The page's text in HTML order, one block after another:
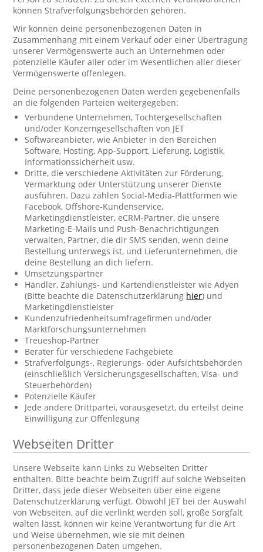
können Strafverfolgungsbehörden gehören.
Wir können deine personenbezogenen Daten in
Zusammenhang mit einem Verkauf oder einer Übertragung
unserer Vermögenswerte auch an Unternehmen oder
potenzielle Käufer aller oder im Wesentlichen aller dieser
Vermögenswerte offenlegen.
Deine personenbezogenen Daten werden gegebenenfalls
an die folgenden Parteien weitergegeben:
Verbundene Unternehmen, Tochtergesellschaften
und/oder Konzerngesellschaften von JET
Softwareanbieter, wie Anbieter in den Bereichen
Software, Hosting, App-Support, Lieferung, Logistik,
Informationssicherheit usw.
Dritte, die verschiedene Aktivitäten zur Förderung,
Vermarktung oder Unterstützung unserer Dienste
ausführen. Dazu zählen Social-Media-Plattformen wie
Facebook, Offshore-Kundenservice,
Marketingdienstleister, eCRM-Partner, die unsere
Marketing-E-Mails und Push-Benachrichtigungen
verwalten, Partner, die dir SMS senden, wenn deine
Bestellung unterwegs ist, und Lieferunternehmen, die
deine Bestellung an dich liefern.
Umsetzungspartner
Händler, Zahlungs- und Kartendienstleister wie Adyen
(Bitte beachte die Datenschutzerklärung hier) und
Marketingdienstleister
Kundenzufriedenheitsumfragefirmen und/oder
Marktforschungsunternehmen
Treueshop-Partner
Berater für verschiedene Fachgebiete
Strafverfolgungs-, Regierungs- oder Aufsichtsbehörden
(einschließlich Versicherungsgesellschaften, Visa- und
Steuerbehörden)
Potenzielle Käufer
Jede andere Drittpartei, vorausgesetzt, du erteilst deine
Einwilligung zur Offenlegung
Webseiten Dritter
Unsere Webseite kann Links zu Webseiten Dritter
enthalten. Bitte beachte beim Zugriff auf solche Webseiten
Dritter, dass jede dieser Webseiten über eine eigene
Datenschutzerklärung verfügt. Obwohl JET bei der Auswahl
von Webseiten, auf die verlinkt werden soll, große Sorgfalt
walten lässt, können wir keine Verantwortung für die Art
und Weise übernehmen, wie sie mit deinen
personenbezogenen Daten umgehen.